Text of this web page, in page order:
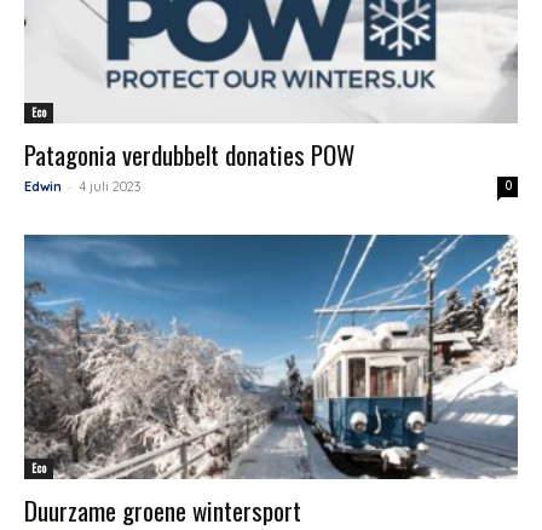
Eco
Patagonia verdubbelt donaties POW
Edwin - 4 juli 2023 0
Eco
Duurzame groene wintersport